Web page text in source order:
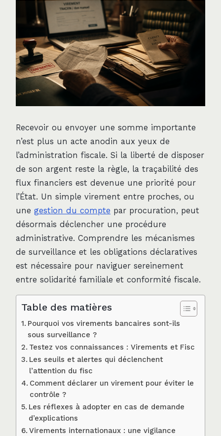
Recevoir ou envoyer une somme importante
n’est plus un acte anodin aux yeux de
l’administration fiscale. Si la liberté de disposer
de son argent reste la règle, la traçabilité des
flux financiers est devenue une priorité pour
l’État. Un simple virement entre proches, ou
une gestion du compte par procuration, peut
désormais déclencher une procédure
administrative. Comprendre les mécanismes
de surveillance et les obligations déclaratives
est nécessaire pour naviguer sereinement
entre solidarité familiale et conformité fiscale.
Table des matières
Pourquoi vos virements bancaires sont-ils
sous surveillance ?
Testez vos connaissances : Virements et Fisc
Les seuils et alertes qui déclenchent
l’attention du fisc
Comment déclarer un virement pour éviter le
contrôle ?
Les réflexes à adopter en cas de demande
d’explications
Virements internationaux : une vigilance